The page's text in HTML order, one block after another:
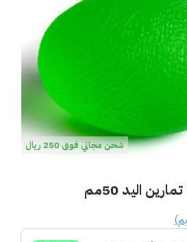
شحن مجاني فوق 250 ريال
اليد 50مم